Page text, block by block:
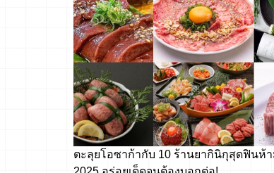
ตะลุยโอซาก้ากับ 10 ร้านยากินิกุสุดฟินห้